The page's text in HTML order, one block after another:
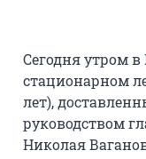
Сегодня утром в
стационарном
лет),
руководством
Николая